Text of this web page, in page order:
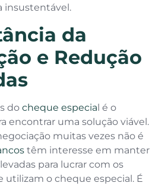
insustentável.
da
e Redução
do cheque especial é o
encontrar uma solução viável.
muitas vezes não é
têm interesse em manter
para lucrar com os
utilizam o cheque especial. É